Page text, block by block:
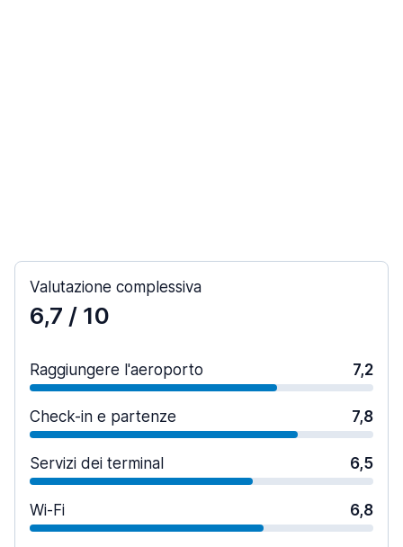
Valutazione complessiva
6,7 / 10
Raggiungere l'aeroporto 7,2
Check-in e partenze 7,8
Servizi dei terminal 6,5
Wi-Fi 6,8